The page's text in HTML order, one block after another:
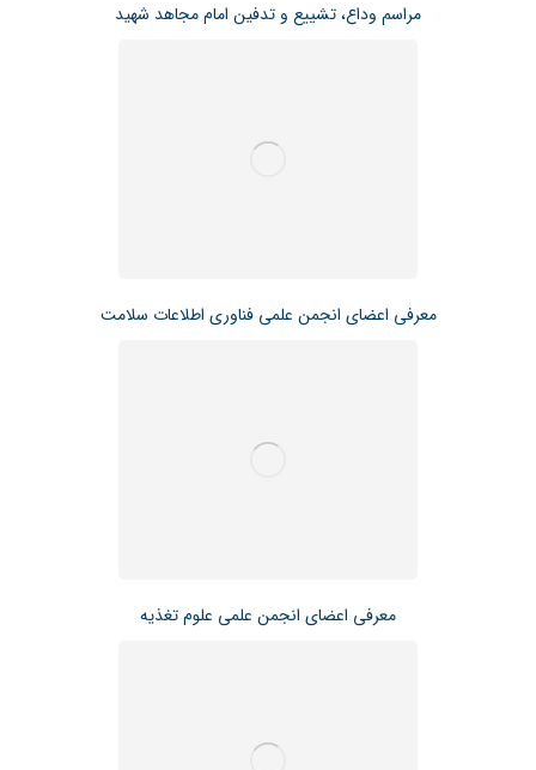
مراسم وداع، تشییع و تدفین امام مجاهد شهید
معرفی اعضای انجمن علمی فناوری اطلاعات سلامت
معرفی اعضای انجمن علمی علوم تغذیه